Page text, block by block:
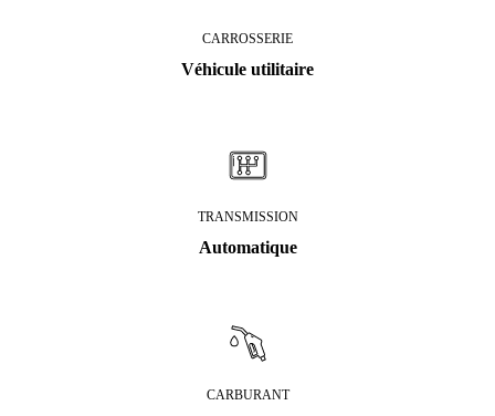
CARROSSERIE
Véhicule utilitaire
TRANSMISSION
Automatique
CARBURANT